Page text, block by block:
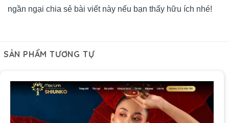
ngần ngại chia sẻ bài viết này nếu bạn thấy hữu ích nhé!
SẢN PHẨM TƯƠNG TỰ